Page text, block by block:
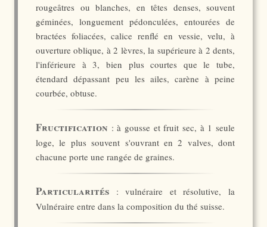
rougeâtres ou blanches, en têtes denses, souvent
géminées, longuement pédonculées, entourées de
bractées foliacées, calice renflé en vessie, velu, à
ouverture oblique, à 2 lèvres, la supérieure à 2 dents,
l'inférieure à 3, bien plus courtes que le tube,
étendard dépassant peu les ailes, carène à peine
courbée, obtuse.
Fructification : à gousse et fruit sec, à 1 seule
loge, le plus souvent s'ouvrant en 2 valves, dont
chacune porte une rangée de graines.
Particularités : vulnéraire et résolutive, la
Vulnéraire entre dans la composition du thé suisse.